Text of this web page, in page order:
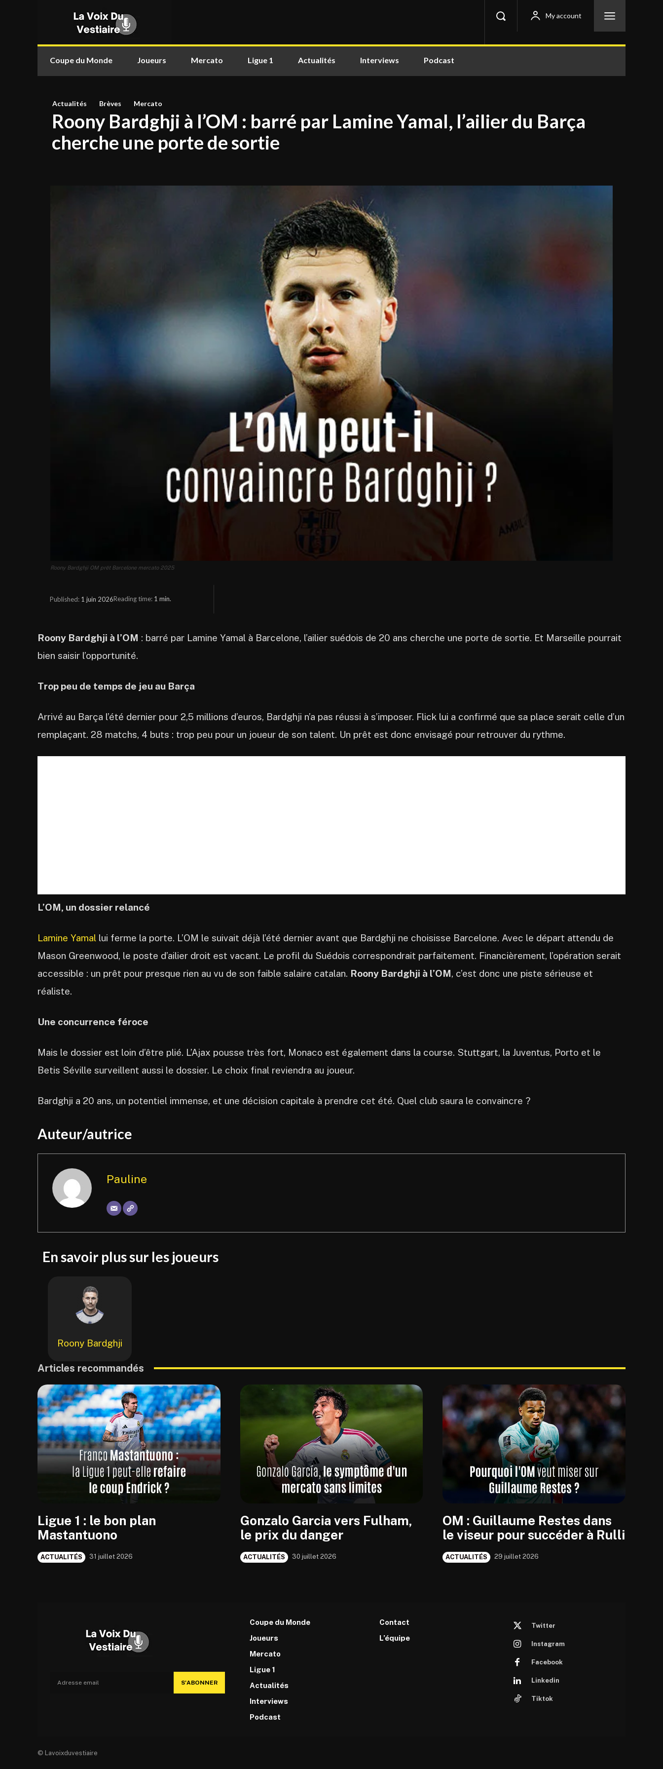
My account
Coupe du Monde Joueurs Mercato Ligue 1 Actualités Interviews Podcast
Actualités Brèves Mercato
Roony Bardghji à l’OM : barré par Lamine Yamal, l’ailier du Barça
cherche une porte de sortie
Roony Bardghji OM prêt Barcelone mercato 2025
Published: 1 juin 2026Reading time: 1 min.
Roony Bardghji à l’OM : barré par Lamine Yamal à Barcelone, l’ailier suédois de 20 ans cherche une porte de sortie. Et Marseille pourrait
bien saisir l’opportunité.
Trop peu de temps de jeu au Barça
Arrivé au Barça l’été dernier pour 2,5 millions d’euros, Bardghji n’a pas réussi à s’imposer. Flick lui a confirmé que sa place serait celle d’un
remplaçant. 28 matchs, 4 buts : trop peu pour un joueur de son talent. Un prêt est donc envisagé pour retrouver du rythme.
L’OM, un dossier relancé
Lamine Yamal lui ferme la porte. L’OM le suivait déjà l’été dernier avant que Bardghji ne choisisse Barcelone. Avec le départ attendu de
Mason Greenwood, le poste d’ailier droit est vacant. Le profil du Suédois correspondrait parfaitement. Financièrement, l’opération serait
accessible : un prêt pour presque rien au vu de son faible salaire catalan. Roony Bardghji à l’OM, c’est donc une piste sérieuse et
réaliste.
Une concurrence féroce
Mais le dossier est loin d’être plié. L’Ajax pousse très fort, Monaco est également dans la course. Stuttgart, la Juventus, Porto et le
Betis Séville surveillent aussi le dossier. Le choix final reviendra au joueur.
Bardghji a 20 ans, un potentiel immense, et une décision capitale à prendre cet été. Quel club saura le convaincre ?
Auteur/autrice
Pauline
En savoir plus sur les joueurs
Roony Bardghji
Articles recommandés
Ligue 1 : le bon plan
Mastantuono
ACTUALITÉS 31 juillet 2026
Gonzalo Garcia vers Fulham,
le prix du danger
ACTUALITÉS 30 juillet 2026
OM : Guillaume Restes dans
le viseur pour succéder à Rulli
ACTUALITÉS 29 juillet 2026
S'ABONNER
Coupe du Monde
Joueurs
Mercato
Ligue 1
Actualités
Interviews
Podcast
Contact
L’équipe
Twitter
Instagram
Facebook
Linkedin
Tiktok
© Lavoixduvestiaire